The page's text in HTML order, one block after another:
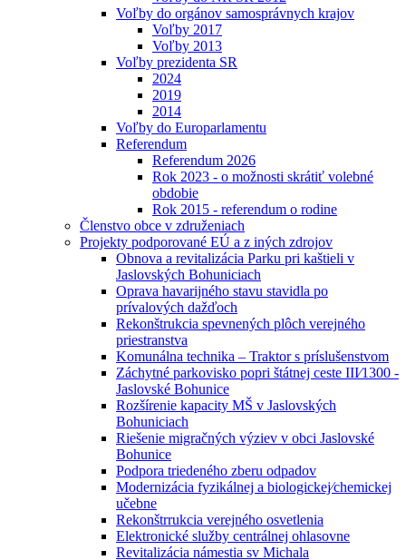
Voľby do orgánov samosprávnych krajov
Voľby 2017
Voľby 2013
Voľby prezidenta SR
2024
2019
2014
Voľby do Europarlamentu
Referendum
Referendum 2026
Rok 2023 - o možnosti skrátiť volebné
obdobie
Rok 2015 - referendum o rodine
Členstvo obce v združeniach
Projekty podporované EÚ a z iných zdrojov
Obnova a revitalizácia Parku pri kaštieli v
Jaslovských Bohuniciach
Oprava havarijného stavu stavidla po
prívalových dažďoch
Rekonštrukcia spevnených plôch verejného
priestranstva
Komunálna technika – Traktor s príslušenstvom
Záchytné parkovisko popri štátnej ceste III⁄1300 -
Jaslovské Bohunice
Rozšírenie kapacity MŠ v Jaslovských
Bohuniciach
Riešenie migračných výziev v obci Jaslovské
Bohunice
Podpora triedeného zberu odpadov
Modernizácia fyzikálnej a biologickej⁄chemickej
učebne
Rekonštrrukcia verejného osvetlenia
Elektronické služby centrálnej ohlasovne
Revitalizácia námestia sv Michala